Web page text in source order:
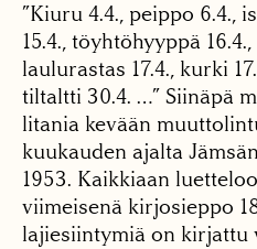
”Kiuru 4.4., peippo 6.4.,
15.4., töyhtöhyyppä
laulurastas 17.4., kurki
tiltaltti 30.4. …” Siinäpä
litania kevään
kuukauden ajalta
1953. Kaikkiaan
viimeisenä kirjosieppo
lajiesiintymiä on kirjattu